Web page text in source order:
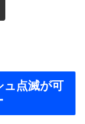
ュ点滅が可